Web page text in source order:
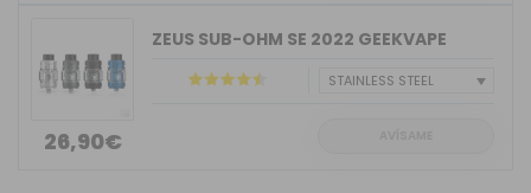
26,90€
ZEUS SUB-OHM SE 2022 GEEKVAPE